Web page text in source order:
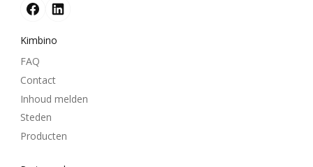
Kimbino
FAQ
Contact
Inhoud melden
Steden
Producten